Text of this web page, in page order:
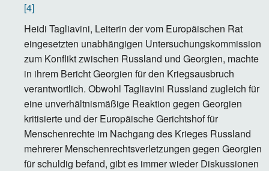
[4]
Heidi Tagliavini, Leiterin der vom Europäischen Rat
eingesetzten unabhängigen Untersuchungskommission
zum Konflikt zwischen Russland und Georgien, machte
in ihrem Bericht Georgien für den Kriegsausbruch
verantwortlich. Obwohl Tagliavini Russland zugleich für
eine unverhältnismäßige Reaktion gegen Georgien
kritisierte und der Europäische Gerichtshof für
Menschenrechte im Nachgang des Krieges Russland
mehrerer Menschenrechtsverletzungen gegen Georgien
für schuldig befand, gibt es immer wieder Diskussionen